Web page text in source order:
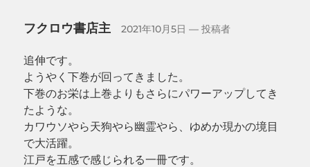
フクロウ書店主 2021年10月5日 — 投稿者
追伸です。
ようやく下巻が回ってきました。
下巻のお栄は上巻よりもさらにパワーアップしてき
たような。
カワウソやら天狗やら幽霊やら、ゆめか現かの境目
で大活躍。
江戸を五感で感じられる一冊です。